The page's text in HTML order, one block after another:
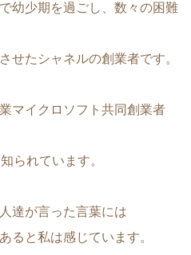
幼少期を過ごし、数々の困難
せたシャネルの創業者です。
マイクロソフト共同創業者
られています。
達が言った言葉には
ると私は感じています。